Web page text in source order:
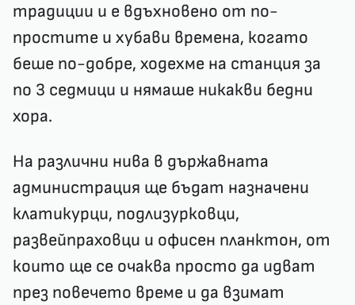
традиции и е вдъхновено от по-
простите и хубави времена, когато
беше по-добре, ходехме на станция за
по 3 седмици и нямаше никакви бедни
хора.
На различни нива в държавната
администрация ще бъдат назначени
клатикурци, подлизурковци,
развейпраховци и офисен планктон, от
които ще се очаква просто да идват
през повечето време и да взимат